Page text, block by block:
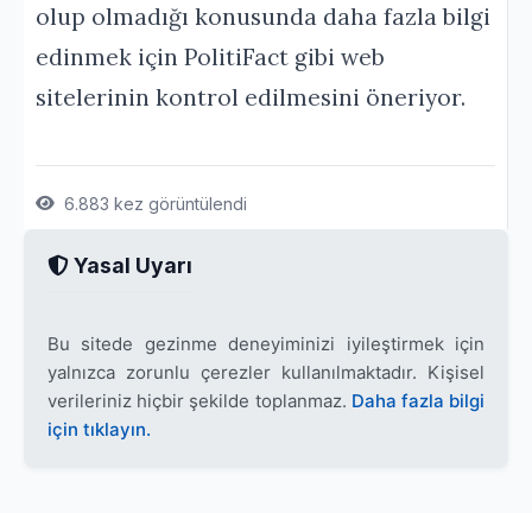
olup olmadığı konusunda daha fazla bilgi
edinmek için PolitiFact gibi web
sitelerinin kontrol edilmesini öneriyor.
6.883 kez görüntülendi
Yasal Uyarı
Bu sitede gezinme deneyiminizi iyileştirmek için
yalnızca zorunlu çerezler kullanılmaktadır. Kişisel
verileriniz hiçbir şekilde toplanmaz. Daha fazla bilgi
için tıklayın.